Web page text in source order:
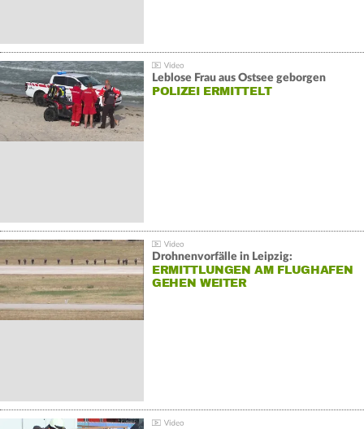
Leblose Frau aus Ostsee geborgen
POLIZEI ERMITTELT
Drohnenvorfälle in Leipzig:
ERMITTLUNGEN AM FLUGHAFEN
GEHEN WEITER